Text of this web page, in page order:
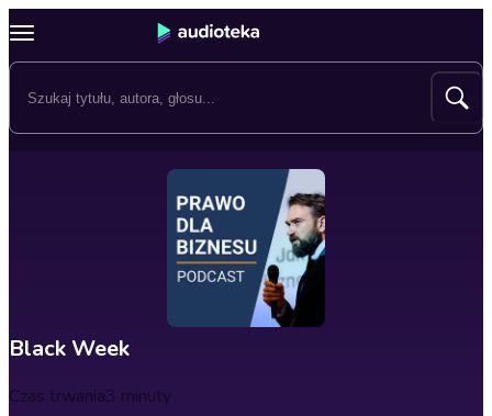
Black Week
Czas trwania3 minuty